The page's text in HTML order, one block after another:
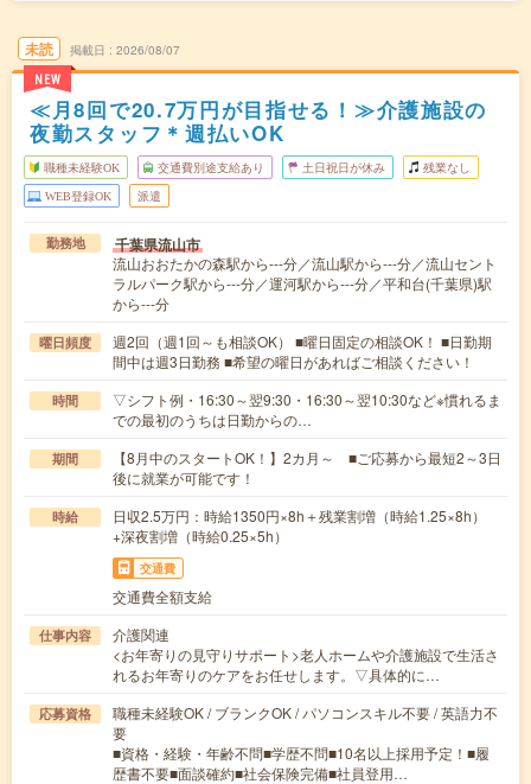
未読
NEW
掲載日 2026/08/07
≪月8回で20.7万円が目指せる！≫介護施設の
夜勤スタッフ＊週払いOK
職種未経験OK 交通費別途支給あり 土日祝日が休み 残業なし
WEB登録OK 派遣
勤務地 千葉県流山市
流山おおたかの森駅から---分／流山駅から---分／流山セント
ラルパーク駅から---分／運河駅から---分／平和台(千葉県)駅
から---分
曜日頻度
週2回（週1回～も相談OK） ■曜日固定の相談OK！ ■日勤期
間中は週3日勤務 ■希望の曜日があればご相談ください！
時間
▽シフト例・16:30～翌9:30・16:30～翌10:30など※慣れるま
での最初のうちは日勤からの…
期間
【8月中のスタートOK！】2カ月～ ■ご応募から最短2～3日
後に就業が可能です！
時給
日収2.5万円：時給1350円×8h＋残業割増（時給1.25×8h）
+深夜割増（時給0.25×5h）
交通費
交通費全額支給
仕事内容
介護関連
<お年寄りの見守りサポート>老人ホームや介護施設で生活さ
れるお年寄りのケアをお任せします。▽具体的に…
応募資格
職種未経験OK / ブランクOK / パソコンスキル不要 / 英語力不
要
■資格・経験・年齢不問■学歴不問■10名以上採用予定！■履
歴書不要■面談確約■社会保険完備■社員登用…